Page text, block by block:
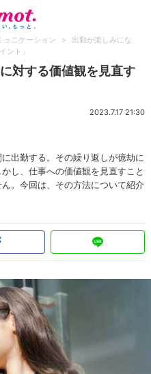
ュニケーション >
出勤が楽しみにな
ント」
対する価値観を見直す
2023.7.17 21:30
出勤する。その繰り返しが億劫に
し、仕事への価値観を見直すこと
。今回は、その方法について紹介